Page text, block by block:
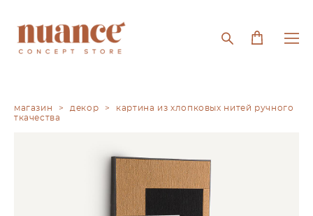
магазин > декор >
картина из хлопковых нитей ручного
ткачества